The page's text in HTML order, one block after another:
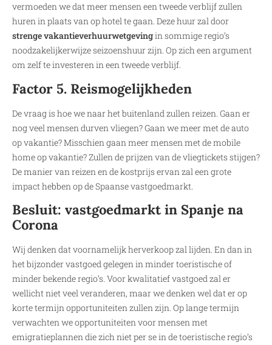
vermoeden we dat meer mensen een tweede verblijf zullen
huren in plaats van op hotel te gaan. Deze huur zal door
strenge vakantieverhuurwetgevingin sommige regio’s
noodzakelijkerwijze seizoenshuur zijn. Op zich een argument
om zelf te investeren in een tweede verblijf.
Factor 5. Reismogelijkheden
De vraag is hoe we naar het buitenland zullen reizen. Gaan er
nog veel mensen durven vliegen? Gaan we meer met de auto
op vakantie? Misschien gaan meer mensen met de mobile
home op vakantie? Zullen de prijzen van de vliegtickets stijgen?
De manier van reizen en de kostprijs ervan zal een grote
impact hebben op de Spaanse vastgoedmarkt.
Besluit: vastgoedmarkt in Spanje na
Corona
Wij denken dat voornamelijk herverkoop zal lijden. En dan in
het bijzonder vastgoed gelegen in minder toeristische of
minder bekende regio’s. Voor kwalitatief vastgoed zal er
wellicht niet veel veranderen, maar we denken wel dat er op
korte termijn opportuniteiten zullen zijn. Op lange termijn
verwachten we opportuniteiten voor mensen met
emigratieplannen die zich niet per se in de toeristische regio’s